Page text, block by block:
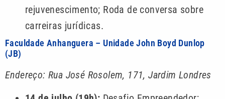
rejuvenescimento; Roda de conversa sobre
carreiras jurídicas.
Faculdade Anhanguera – Unidade John Boyd Dunlop
(JB)
Endereço: Rua José Rosolem, 171, Jardim Londres